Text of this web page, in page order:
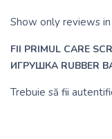
Show only reviews in
FII PRIMUL CARE
ИГРУШКА RUBBER
Trebuie să fii